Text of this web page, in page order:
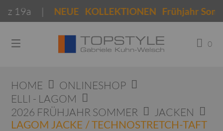
Springen
Sie
Inhalt
19a | NEUE KOLLEKTIONEN Frühjahr Sommer
0
HOME
ONLINESHOP
ELLI - LAGOM
2026 FRÜHJAHR SOMMER
JACKEN
LAGOM JACKE / TECHNOSTRETCH-TAFT